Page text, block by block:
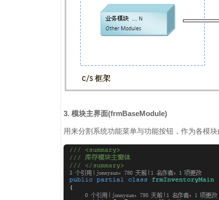
3. 模块主界面(frmBaseModule)
用来分割系统功能菜单与功能按钮，作为各模